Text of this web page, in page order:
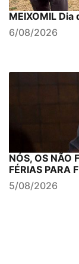
MEIXOMIL
6/08/2026
NÓS, OS NÃO
FÉRIAS PARA
5/08/2026